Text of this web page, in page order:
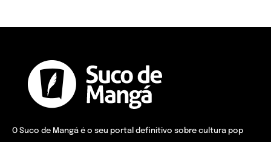
O Suco de Mangá é o seu portal definitivo sobre cultura pop